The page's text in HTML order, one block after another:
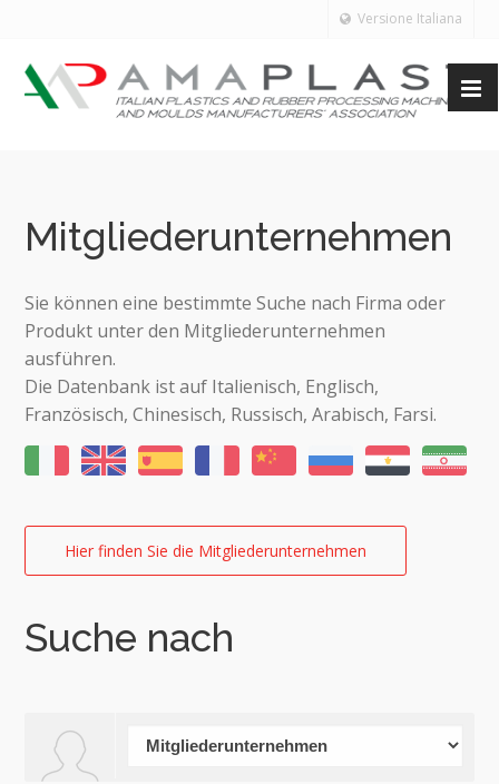
Versione Italiana
Mitgliederunternehmen
Sie können eine bestimmte Suche nach Firma oder
Produkt unter den Mitgliederunternehmen
ausführen.
Die Datenbank ist auf Italienisch, Englisch,
Französisch, Chinesisch, Russisch, Arabisch, Farsi.
Hier finden Sie die Mitgliederunternehmen
Suche nach